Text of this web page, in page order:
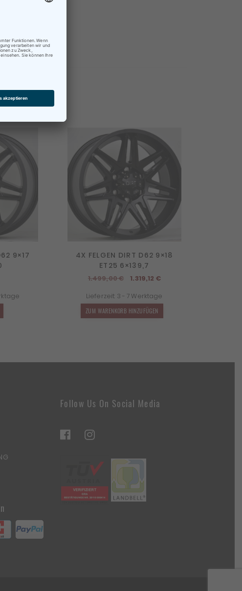
9×17
4X FELGEN DIRT D62 9×18
ET25 6×139,7
1.499,00€
Ursprünglicher
war:
1.499,00 €
1.319,12 €Aktueller
ist:
Lieferzeit: 3 - 7 Werktage
ZUM WARENKORB HINZUFÜGEN
Follow Us On Social Media